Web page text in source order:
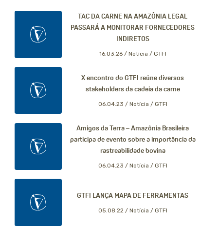
TAC DA CARNE NA AMAZÔNIA LEGAL
PASSARÁ A MONITORAR FORNECEDORES
INDIRETOS
16.03.26 / Notícia / GTFI
X encontro do GTFI reúne diversos
stakeholders da cadeia da carne
06.04.23 / Notícia / GTFI
Amigos da Terra – Amazônia Brasileira
participa de evento sobre a importância da
rastreabilidade bovina
06.04.23 / Notícia / GTFI
GTFI LANÇA MAPA DE FERRAMENTAS
05.08.22 / Notícia / GTFI